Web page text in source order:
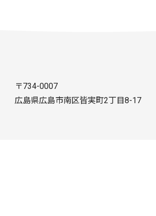
〒734-0007
広島県広島市南区皆実町2丁目8-17